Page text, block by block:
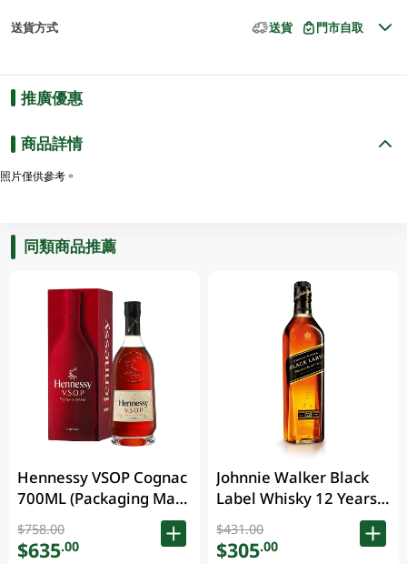
送貨方式 送貨 門市自取
推廣優惠
商品詳情
照片僅供參考。
同類商品推薦
Hennessy VSOP Cognac
700ML (Packaging May
Vary )
$758.00
$635.00
Johnnie Walker Black
Label Whisky 12 Years
700ML
$431.00
$305.00